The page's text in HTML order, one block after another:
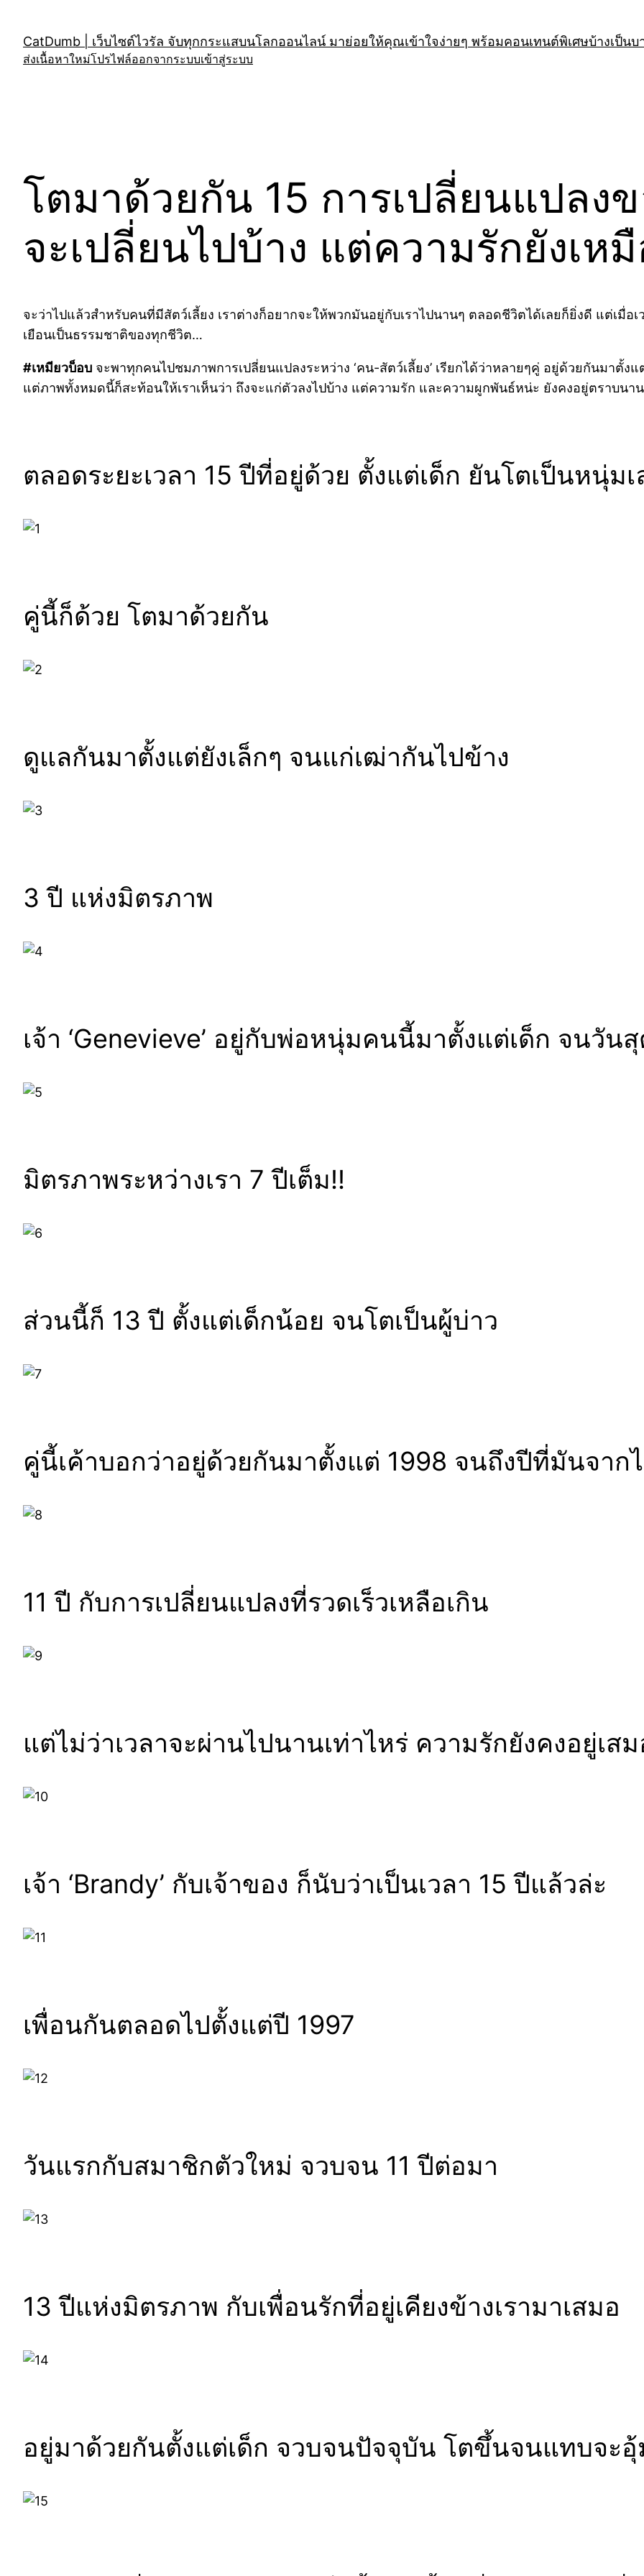
content
CatDumb | เว็บไซต์ไวรัล จับทุกกระแสบนโลกออนไลน์ มาย่อยให้คุณเข้าใจง่ายๆ พร้อมคอนเทนต์พิเศษบ้างเป็นบ
ส่งเนื้อหาใหม่โปรไฟล์ออกจากระบบเข้าสู่ระบบ
โตมาด้วยกัน 15 การเปลี่ยนแปลงข
จะเปลี่ยนไปบ้าง แต่ความรักยังเห
จะว่าไปแล้วสำหรับคนที่มีสัตว์เลี้ยง เราต่างก็อยากจะให้พวกมันอยู่กับเราไปนานๆ ตลอดชีวิตได้เลยก็ยิ่งดี แต่เมื่อ
เยือนเป็นธรรมชาติของทุกชีวิต…
#เหมียวบ็อบ จะพาทุกคนไปชมภาพการเปลี่ยนแปลงระหว่าง ‘คน-สัตว์เลี้ยง’ เรียกได้ว่าหลายๆคู่ อยู่ด้วยกันมาตั้ง
แต่ภาพทั้งหมดนี้ก็สะท้อนให้เราเห็นว่า ถึงจะแก่ตัวลงไปบ้าง แต่ความรัก และความผูกพันธ์หน่ะ ยังคงอยู่ตราบนา
ตลอดระยะเวลา 15 ปีที่อยู่ด้วย ตั้งแต่เด็ก ยันโตเป็นหนุ่มเ
คู่นี้ก็ด้วย โตมาด้วยกัน
ดูแลกันมาตั้งแต่ยังเล็กๆ จนแก่เฒ่ากันไปข้าง
3 ปี แห่งมิตรภาพ
เจ้า ‘Genevieve’ อยู่กับพ่อหนุ่มคนนี้มาตั้งแต่เด็ก จนวั
มิตรภาพระหว่างเรา 7 ปีเต็ม!!
ส่วนนี้ก็ 13 ปี ตั้งแต่เด็กน้อย จนโตเป็นผู้บ่าว
คู่นี้เค้าบอกว่าอยู่ด้วยกันมาตั้งแต่ 1998 จนถึงปีที่มันจาก
11 ปี กับการเปลี่ยนแปลงที่รวดเร็วเหลือเกิน
แต่ไม่ว่าเวลาจะผ่านไปนานเท่าไหร่ ความรักยังคงอยู่เส
เจ้า ‘Brandy’ กับเจ้าของ ก็นับว่าเป็นเวลา 15 ปีแล้วล่ะ
เพื่อนกันตลอดไปตั้งแต่ปี 1997
วันแรกกับสมาชิกตัวใหม่ จวบจน 11 ปีต่อมา
13 ปีแห่งมิตรภาพ กับเพื่อนรักที่อยู่เคียงข้างเรามาเสมอ
อยู่มาด้วยกันตั้งแต่เด็ก จวบจนปัจจุบัน โตขึ้นจนแทบจะ